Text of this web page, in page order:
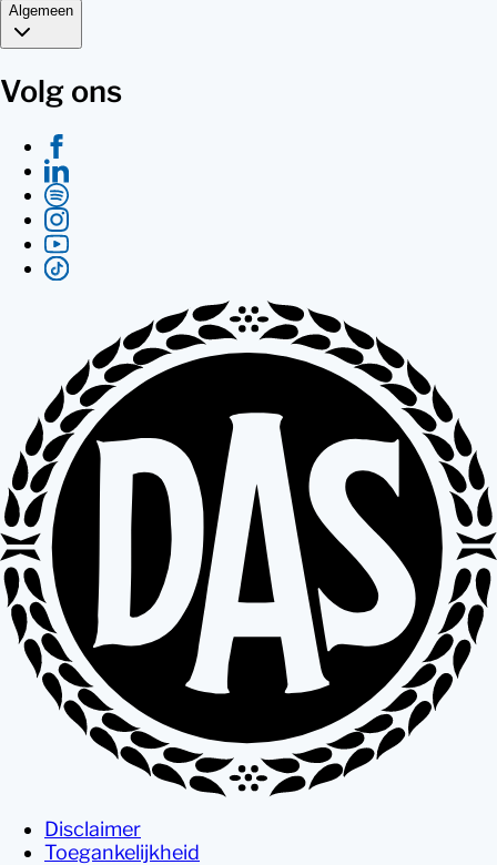
Algemeen
Volg ons
Disclaimer
Toegankelijkheid